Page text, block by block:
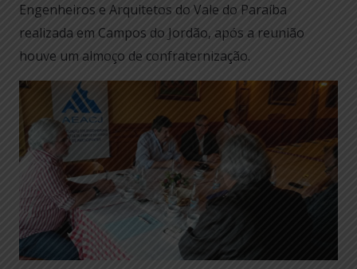
Engenheiros e Arquitetos do Vale do Paraíba
realizada em Campos do Jordão, após a reunião
houve um almoço de confraternização.